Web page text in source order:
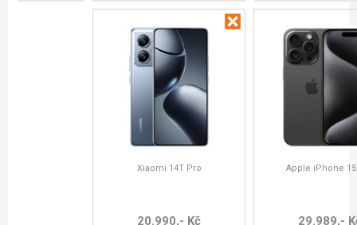
Xiaomi 14T Pro
20.990,- Kč
Apple iPhone
29.989,-